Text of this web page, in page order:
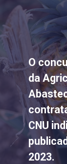
O
da
CNU
2023.